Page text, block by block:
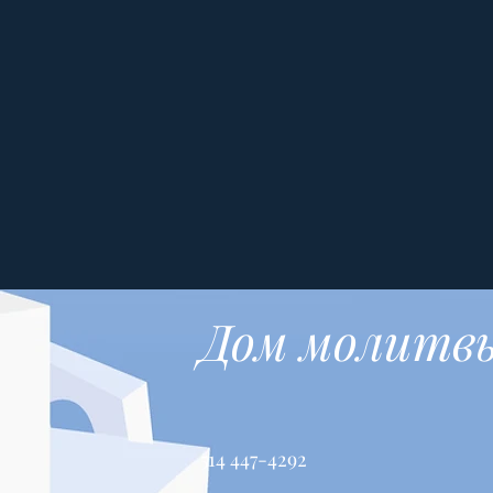
Дом
514 447-4292